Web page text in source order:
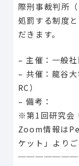
際刑事裁判所（
処罰する制度
だき ます。
– 主催：一般
– 共催：龍谷
RC）
– 備考：
※第1回研究会
Zoom情報は
ケット」 より